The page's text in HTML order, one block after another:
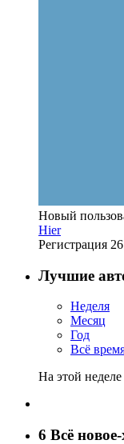
Новый
Hier
Регистрация
Лучшие
Неделя
Месяц
Год
Всё
На этой
6 Всё